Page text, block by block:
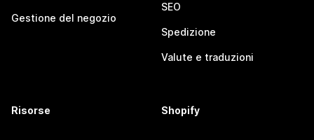
Gestione del negozio
SEO
Spedizione
Valute e traduzioni
Risorse Shopify